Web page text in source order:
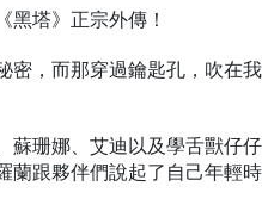
黑塔》正宗外傳！
密，而那穿過鑰匙孔，吹在
蘇珊娜、艾迪以及學舌獸仔
蘭跟夥伴們說起了自己年輕